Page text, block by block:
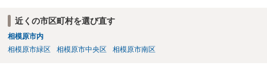
近くの市区町村を選び直す
相模原市内
相模原市緑区
相模原市中央区 相模原市南区